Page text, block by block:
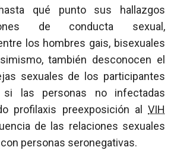
qué punto sus hallazgos
de conducta sexual,
los hombres gais, bisexuales
también desconocen el
sexuales de los participantes
las personas no infectadas
profilaxis preexposición al VIH
de las relaciones sexuales
personas seronegativas.